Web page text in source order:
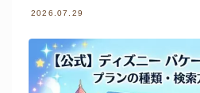
2026.07.29